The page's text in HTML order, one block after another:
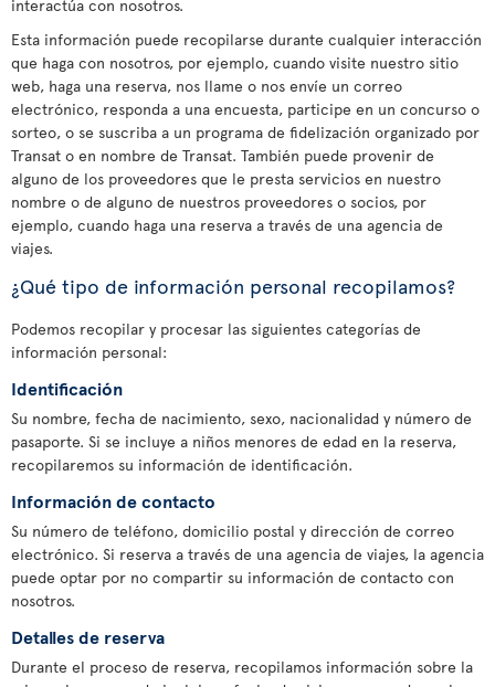
interactúa con nosotros.
Esta información puede recopilarse durante cualquier interacción
que haga con nosotros, por ejemplo, cuando visite nuestro sitio
web, haga una reserva, nos llame o nos envíe un correo
electrónico, responda a una encuesta, participe en un concurso o
sorteo, o se suscriba a un programa de fidelización organizado por
Transat o en nombre de Transat. También puede provenir de
alguno de los proveedores que le presta servicios en nuestro
nombre o de alguno de nuestros proveedores o socios, por
ejemplo, cuando haga una reserva a través de una agencia de
viajes.
¿Qué tipo de información personal recopilamos?
Podemos recopilar y procesar las siguientes categorías de
información personal:
Identificación
Su nombre, fecha de nacimiento, sexo, nacionalidad y número de
pasaporte. Si se incluye a niños menores de edad en la reserva,
recopilaremos su información de identificación.
Información de contacto
Su número de teléfono, domicilio postal y dirección de correo
electrónico. Si reserva a través de una agencia de viajes, la agencia
puede optar por no compartir su información de contacto con
nosotros.
Detalles de reserva
Durante el proceso de reserva, recopilamos información sobre la